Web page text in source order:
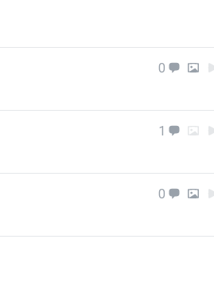
0
1
0